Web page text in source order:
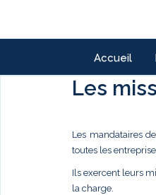
Accueil
Les
Les mandataires
toutes les
Ils exercent leurs
la charge.